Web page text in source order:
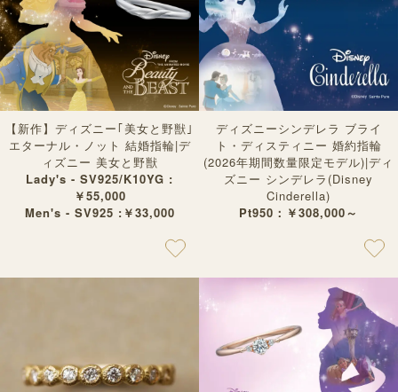
【新作】ディズニー｢美女と野獣｣
エターナル・ノット 結婚指輪|デ
ィズニー 美女と野獣
Lady's - SV925/K10YG :
￥55,000
Men's - SV925 :￥33,000
ディズニーシンデレラ ブライ
ト・ディスティニー 婚約指輪
(2026年期間数量限定モデル)|ディ
ズニー シンデレラ(Disney
Cinderella)
Pt950：￥308,000～